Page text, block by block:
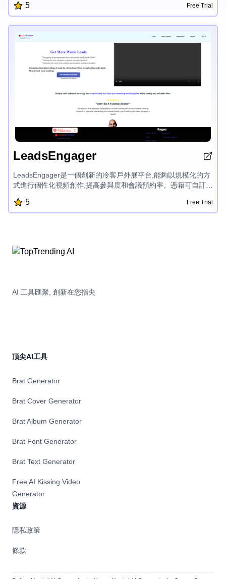
並為每個平台提供優化的資產,這對於現代行銷人員和電子商務企
業來說是必不可少的。
5 Free Trial
LeadsEngager
LeadsEngager是一個創新的冷客戶外展平台,能夠以規模化的方
式進行個性化視頻創作,提高參與度和會議預約率。憑藉可自訂的
業和專業人士簡化他們的潛在客戶開發工作,節省時間並獲得更多
優質線索。
5 Free Trial
AI 工具匯聚, 創新在您指尖
頂尖AI工具
Brat Generator
Brat Cover Generator
Brat Album Generator
Brat Font Generator
Brat Text Generator
Free AI Kissing Video
Generator
資源
隱私政策
條款